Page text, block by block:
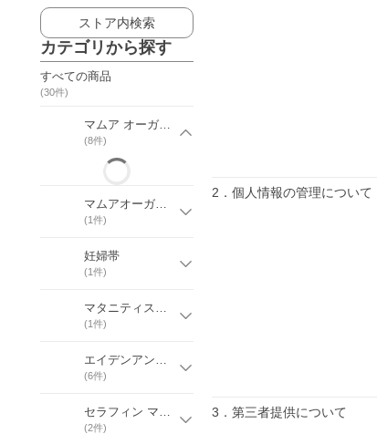
ストア内検索
カテゴリから探す
すべての商品
(30件)
マムア オーガニック ボディケア
(8件)
マムアオーガニックボディケアギフトセット
(1件)
妊婦帯
(1件)
マタニティストッキング・タイツ・レギンス
(1件)
エイデンアンドアネイ おくるみ ビブ
(6件)
セラフィン ママコート
(2件)
2．個人情報の管理について
3．第三者提供について